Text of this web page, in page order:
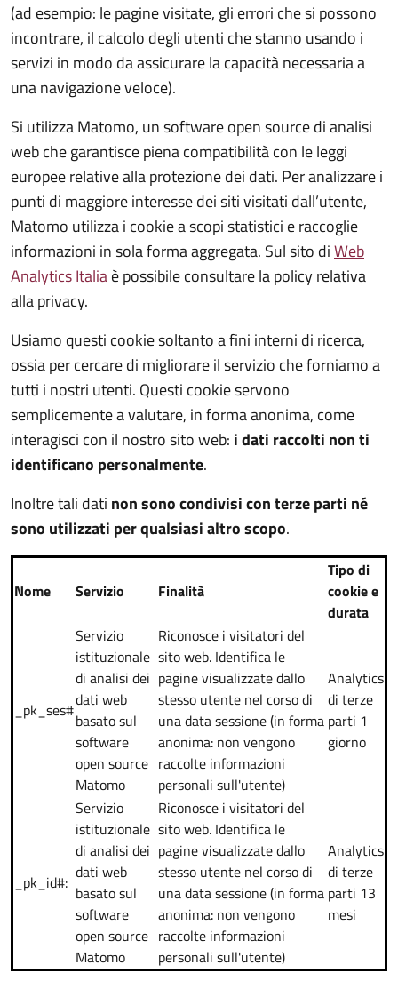
(ad esempio: le pagine visitate, gli errori che si possono
incontrare, il calcolo degli utenti che stanno usando i
servizi in modo da assicurare la capacità necessaria a
una navigazione veloce).
Si utilizza Matomo, un software open source di analisi
web che garantisce piena compatibilità con le leggi
europee relative alla protezione dei dati. Per analizzare i
punti di maggiore interesse dei siti visitati dall’utente,
Matomo utilizza i cookie a scopi statistici e raccoglie
informazioni in sola forma aggregata. Sul sito diWeb
Analytics Italiaè possibile consultare la policy relativa
alla privacy.
Usiamo questi cookie soltanto a fini interni di ricerca,
ossia per cercare di migliorare il servizio che forniamo a
tutti i nostri utenti. Questi cookie servono
semplicemente a valutare, in forma anonima, come
interagisci con il nostro sito web: i dati raccolti non ti
identificano personalmente.
Inoltre tali dati non sono condivisi con terze parti né
sono utilizzati per qualsiasi altro scopo.
Nome Servizio Finalità
Tipo di
cookie e
durata
_pk_ses#
Servizio
istituzionale
di analisi dei
dati web
basato sul
software
open source
Matomo
Riconosce i visitatori del
sito web. Identifica le
pagine visualizzate dallo
stesso utente nel corso di
una data sessione (in forma
anonima: non vengono
raccolte informazioni
personali sull'utente)
Analytics
di terze
parti 1
giorno
_pk_id#:
Servizio
istituzionale
di analisi dei
dati web
basato sul
software
open source
Matomo
Riconosce i visitatori del
sito web. Identifica le
pagine visualizzate dallo
stesso utente nel corso di
una data sessione (in forma
anonima: non vengono
raccolte informazioni
personali sull'utente)
Analytics
di terze
parti 13
mesi